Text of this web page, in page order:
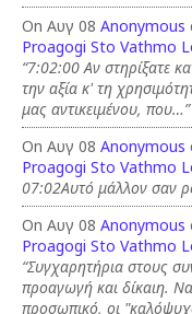
On Αυγ 08 Anonymous
Proagogi Sto Vathmo
“7:02:00 Αν στηρίξατε
την αξία κ' τη
μας αντικειμένου, που…”
On Αυγ 08 Anonymous
Proagogi Sto Vathmo
07:02Αυτό μάλλον σαν
On Αυγ 08 Anonymous
Proagogi Sto Vathmo
“Συγχαρητήρια στους
προαγωγή και δίκαιη.
προσωπικό, οι